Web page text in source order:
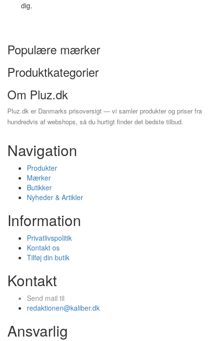
dig.
Populære mærker
Produktkategorier
Om Pluz.dk
Pluz.dk er Danmarks prisoversigt — vi samler produkter og priser fra
hundredvis af webshops, så du hurtigt finder det bedste tilbud.
Navigation
Produkter
Mærker
Butikker
Nyheder & Artikler
Information
Privatlivspolitik
Kontakt os
Tilføj din butik
Kontakt
Send mail til
redaktionen@kaliber.dk
Ansvarlig